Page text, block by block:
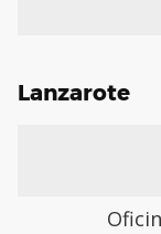
Lanzarote